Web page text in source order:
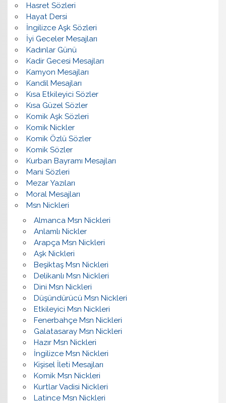
Hasret Sözleri
Hayat Dersi
İngilizce Aşk Sözleri
İyi Geceler Mesajları
Kadınlar Günü
Kadir Gecesi Mesajları
Kamyon Mesajları
Kandil Mesajları
Kısa Etkileyici Sözler
Kısa Güzel Sözler
Komik Aşk Sözleri
Komik Nickler
Komik Özlü Sözler
Komik Sözler
Kurban Bayramı Mesajları
Mani Sözleri
Mezar Yazıları
Moral Mesajları
Msn Nickleri
Almanca Msn Nickleri
Anlamlı Nickler
Arapça Msn Nickleri
Aşk Nickleri
Beşiktaş Msn Nickleri
Delikanlı Msn Nickleri
Dini Msn Nickleri
Düşündürücü Msn Nickleri
Etkileyici Msn Nickleri
Fenerbahçe Msn Nickleri
Galatasaray Msn Nickleri
Hazır Msn Nickleri
İngilizce Msn Nickleri
Kişisel İleti Mesajları
Komik Msn Nickleri
Kurtlar Vadisi Nickleri
Latince Msn Nickleri